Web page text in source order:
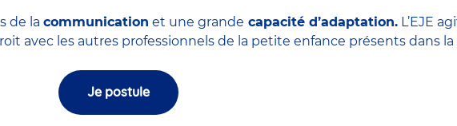
de la communication et une grande capacité d’adaptation. L’EJE
avec les autres professionnels de la petite enfance présents dans la
Je postule